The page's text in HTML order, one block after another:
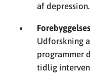
af depression.
Udforskning
programmer
tidlig